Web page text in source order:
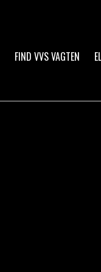
FIND VVS VAGTEN